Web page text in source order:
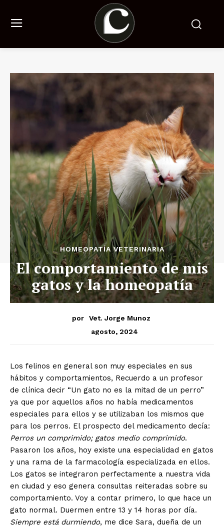
HOMEOPATÍA VETERINARIA
El comportamiento de mis
gatos y la homeopatía
por
Vet. Jorge Munoz
agosto, 2024
Los felinos en general son muy especiales en sus
hábitos y comportamientos, Recuerdo a un profesor
de clínica decir “Un gato no es la mitad de un perro”
ya que por aquellos años no había medicamentos
especiales para ellos y se utilizaban los mismos que
para los perros. El prospecto del medicamento decía:
Perros un comprimido; gatos medio comprimido.
Pasaron los años, hoy existe una especialidad en gatos
y una rama de la farmacología especializada en ellos.
Los gatos se integraron perfectamente a nuestra vida
en ciudad y eso genera consultas reiteradas sobre su
comportamiento. Voy a contar primero, lo que hace un
gato normal. Duermen entre 13 y 14 horas por día.
Siempre está durmiendo, me dice Sara, dueña de un